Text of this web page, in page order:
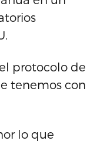
protocolo de
tenemos con
lo que